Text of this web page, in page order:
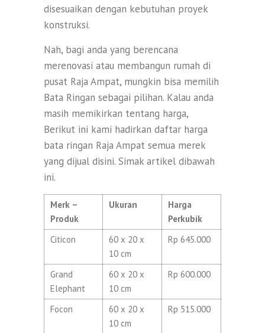
disesuaikan dengan kebutuhan proyek
konstruksi.
Nah, bagi anda yang berencana
merenovasi atau membangun rumah di
pusat Raja Ampat, mungkin bisa memilih
Bata Ringan sebagai pilihan. Kalau anda
masih memikirkan tentang harga,
Berikut ini kami hadirkan daftar harga
bata ringan Raja Ampat semua merek
yang dijual disini. Simak artikel dibawah
ini.
Merk –
Produk
Ukuran
Harga
Perkubik
Citicon
60 x 20 x
10 cm
Rp 645.000
Grand
Elephant
60 x 20 x
10 cm
Rp 600.000
Focon
60 x 20 x
10 cm
Rp 515.000